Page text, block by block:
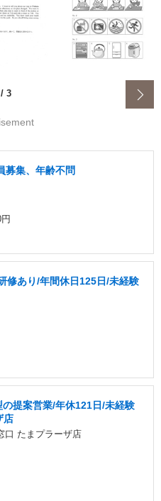
/ 3
募集、年齢不問
修あり/年間休日125日/未経験
提案営業/年休121日/未経験
店
口 たまプラーザ店